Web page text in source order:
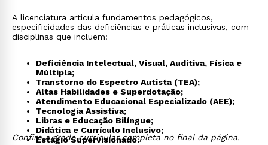
A licenciatura articula fundamentos pedagógicos,
especificidades das deficiências e práticas inclusivas, com
disciplinas que incluem:
Deficiência Intelectual, Visual, Auditiva, Física e
Múltipla;
Transtorno do Espectro Autista (TEA);
Altas Habilidades e Superdotação;
Atendimento Educacional Especializado (AEE);
Tecnologia Assistiva;
Libras e Educação Bilíngue;
Didática e Currículo Inclusivo;
Estágio Supervisionado.
Confira a grade curricular completa no final da página.